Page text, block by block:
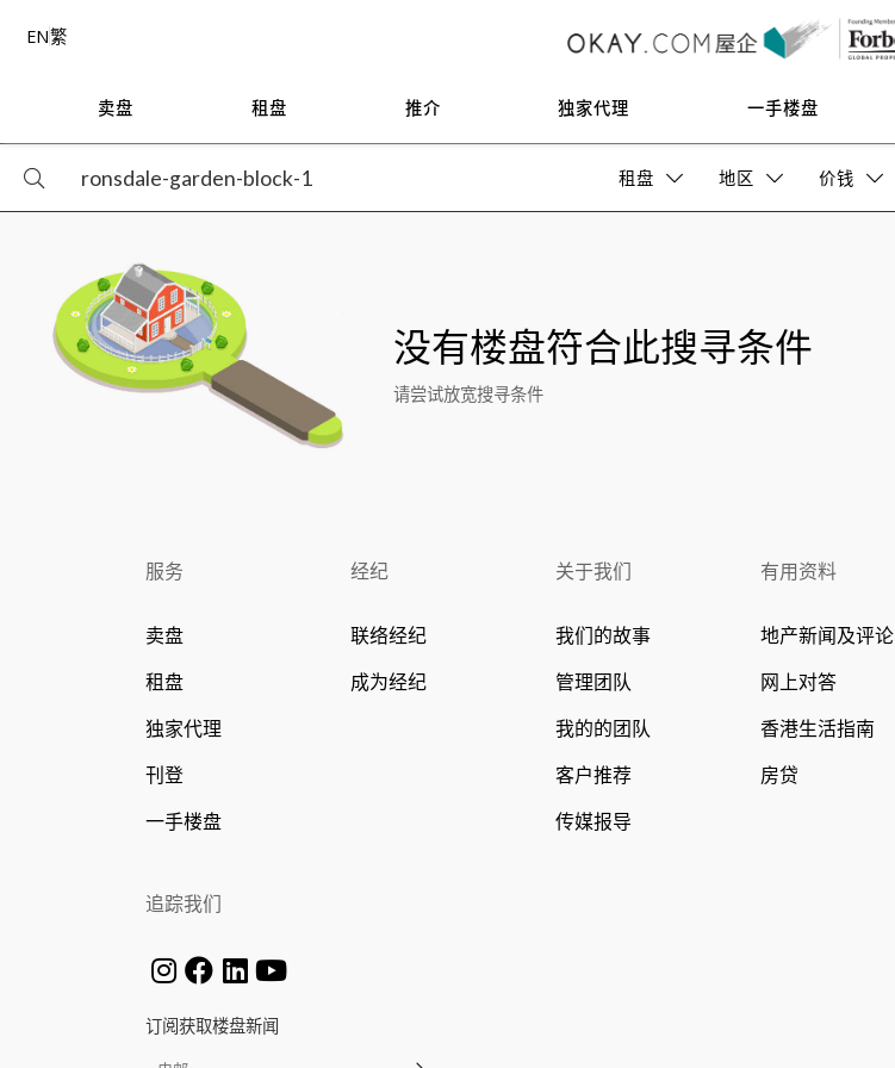
卖盘 租盘 推介 独家代理 一手楼盘
EN繁
租盘 地区 价钱
没有楼盘符合此搜寻条件
请尝试放宽搜寻条件
服务
卖盘
租盘
独家代理
刊登
一手楼盘
经纪
联络经纪
成为经纪
关于我们
我们的故事
管理团队
我的的团队
客户推荐
传媒报导
有用资料
地产新闻及评论
网上对答
香港生活指南
房贷
追踪我们
订阅获取楼盘新闻